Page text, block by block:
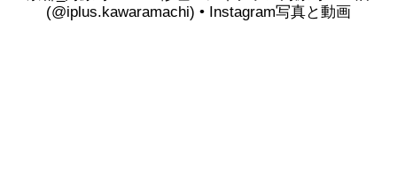
(@iplus.kawaramachi) • Instagram写真と動画